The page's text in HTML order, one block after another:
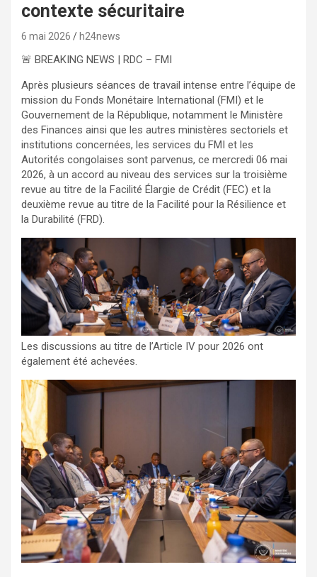
contexte sécuritaire
6 mai 2026 h24news
🚨 BREAKING NEWS | RDC – FMI
Après plusieurs séances de travail intense entre l’équipe de
mission du Fonds Monétaire International (FMI) et le
Gouvernement de la République, notamment le Ministère
des Finances ainsi que les autres ministères sectoriels et
institutions concernées, les services du FMI et les
Autorités congolaises sont parvenus, ce mercredi 06 mai
2026, à un accord au niveau des services sur la troisième
revue au titre de la Facilité Élargie de Crédit (FEC) et la
deuxième revue au titre de la Facilité pour la Résilience et
la Durabilité (FRD).
Les discussions au titre de l’Article IV pour 2026 ont
également été achevées.